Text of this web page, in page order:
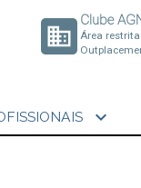
business
Clube
Área
expand_more